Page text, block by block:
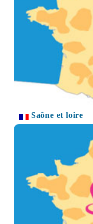
Saône et loire